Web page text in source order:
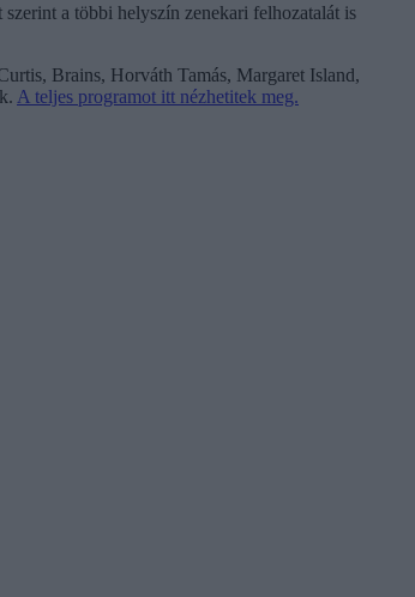
a többi helyszín zenekari felhozatalát is
Brains, Horváth Tamás, Margaret Island,
A teljes programot itt nézhetitek meg.